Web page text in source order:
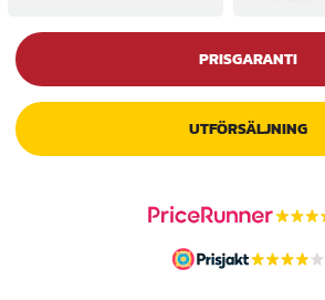
PRISGARANTI
UTFÖRSÄLJNING